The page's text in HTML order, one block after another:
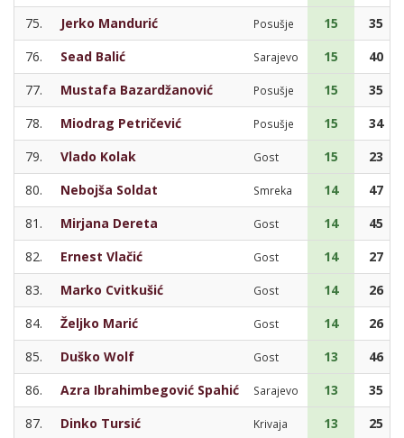
75.
Jerko Mandurić Posušje 15
35
76.
Sead Balić Sarajevo 15
40
77.
Mustafa Bazardžanović Posušje 15
35
78.
Miodrag Petričević Posušje 15
34
79.
Vlado Kolak Gost 15
23
80.
Nebojša Soldat Smreka 14
47
81.
Mirjana Dereta Gost 14
45
82.
Ernest Vlačić Gost 14
27
83.
Marko Cvitkušić Gost 14
26
84.
Željko Marić Gost 14
26
85.
Duško Wolf Gost 13
46
86.
Azra Ibrahimbegović Spahić Sarajevo 13
35
87.
Dinko Tursić Krivaja 13
25